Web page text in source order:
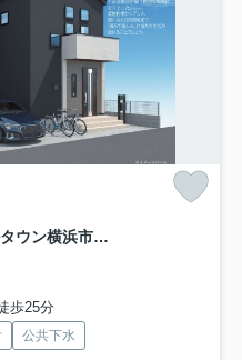
★仲介手数料無料★ ハートフルタウン横浜市泉区和泉町
歩25分
公共下水